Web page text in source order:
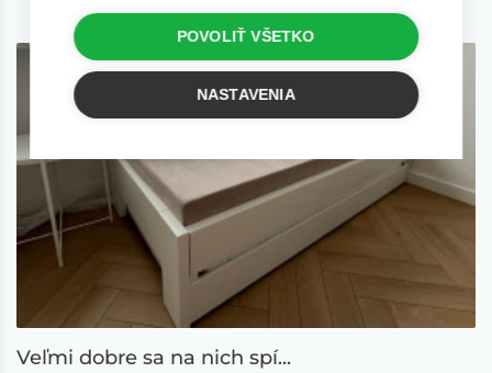
Veľmi dobre sa na nich spí...
POVOLIŤ VŠETKO
NASTAVENIA